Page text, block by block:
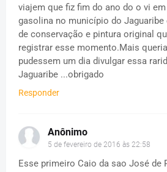
viajem que fiz fim do ano do o vi
gasolina no município do
de conservação e pintura original
registrar esse momento.Mais
pudessem um dia divulgar essa
Jaguaribe ...obrigado
Responder
Anônimo
5 de fevereiro de 2016 às 22:58
Esse primeiro Caio da sao José de